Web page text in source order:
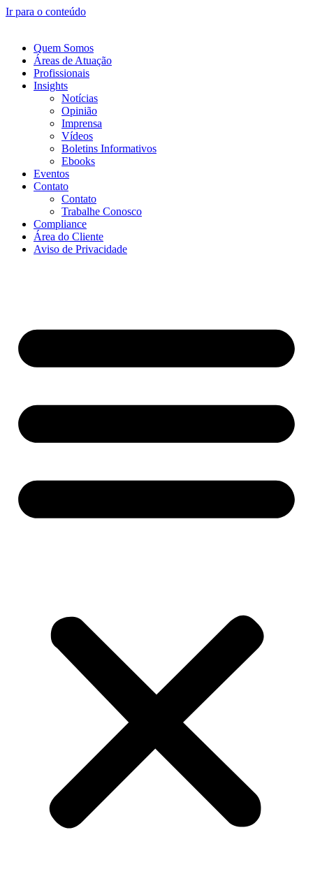
Ir para o conteúdo
Quem Somos
Áreas de Atuação
Profissionais
Insights
Notícias
Opinião
Imprensa
Vídeos
Boletins Informativos
Ebooks
Eventos
Contato
Contato
Trabalhe Conosco
Compliance
Área do Cliente
Aviso de Privacidade